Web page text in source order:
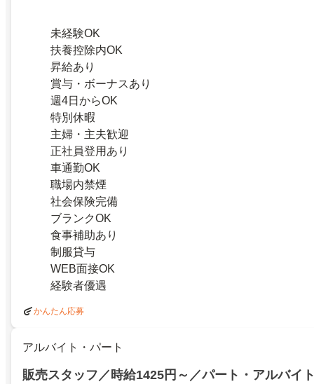
未経験OK
扶養控除内OK
昇給あり
賞与・ボーナスあり
週4日からOK
特別休暇
主婦・主夫歓迎
正社員登用あり
車通勤OK
職場内禁煙
社会保険完備
ブランクOK
食事補助あり
制服貸与
WEB面接OK
経験者優遇
かんたん応募
アルバイト・パート
販売スタッフ／時給1425円～／パート・アルバイ